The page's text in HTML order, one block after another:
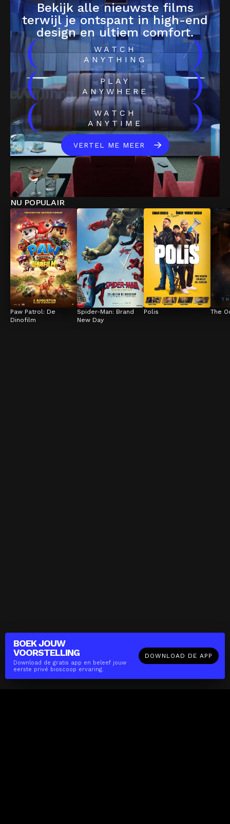
BOEK JOUW
VOORSTELLING
Download de gratis app en beleef jouw
eerste privé bioscoop ervaring.
DOWNLOAD DE APP
Bekijk alle nieuwste films
terwijl je ontspant in high-end
design en ultiem comfort.
(
WATCH
ANYTHING
)
(
PLAY
ANYWHERE
)
(
WATCH
ANYTIME
)
VERTEL ME MEER
NU POPULAIR
Paw Patrol: De
Dinofilm
Spider-Man: Brand
New Day
Polis The